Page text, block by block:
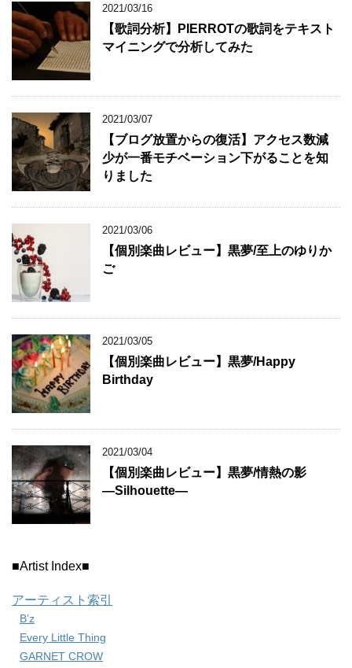
2021/03/16
【歌詞分析】PIERROTの歌詞をテキスト
マイニングで分析してみた
2021/03/07
【ブログ放置からの復活】アクセス数減
少が一番モチベーション下がることを知
りました
2021/03/06
【個別楽曲レビュー】黒夢/至上のゆりか
ご
2021/03/05
【個別楽曲レビュー】黒夢/Happy
Birthday
2021/03/04
【個別楽曲レビュー】黒夢/情熱の影
―Silhouette―
■Artist Index■
アーティスト索引
B’z
Every Little Thing
GARNET CROW